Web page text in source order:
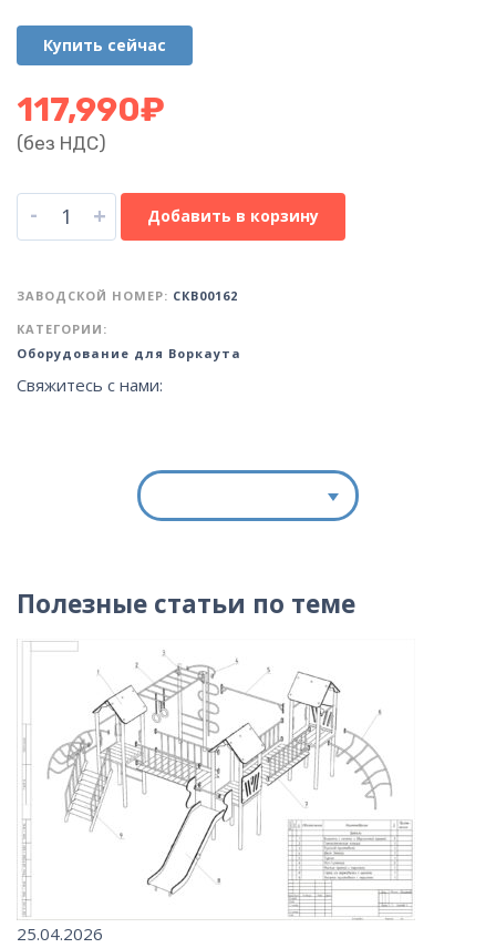
Купить сейчас
117,990₽
(без НДС)
- + Добавить в корзину
ЗАВОДСКОЙ НОМЕР: СКВ00162
КАТЕГОРИИ:
Оборудование для Воркаута
Свяжитесь с нами:
Полезные статьи по теме
25.04.2026